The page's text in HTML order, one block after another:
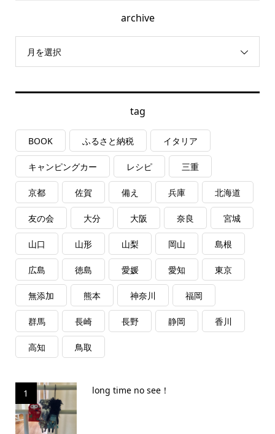
archive
月を選択
tag
BOOK ふるさと納税 イタリア
キャンピングカー レシピ 三重
京都 佐賀 備え 兵庫 北海道
友の会 大分 大阪 奈良 宮城
山口 山形 山梨 岡山 島根
広島 徳島 愛媛 愛知 東京
無添加 熊本 神奈川 福岡
群馬 長崎 長野 静岡 香川
高知 鳥取
1 long time no see！